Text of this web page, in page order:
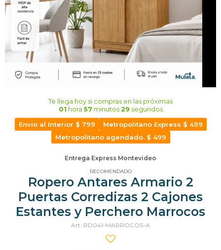
Te llega hoy si compras en las próximas
01 hora 57minutos28 segundos
Envio al Interior $ 799
Metropolitano Express $ 499
Metropolitano agendado. $ 499
Entrega Express Montevideo
RECOMENDADO
Ropero Antares Armario 2
Puertas Corredizas 2 Cajones
Estantes y Perchero Marrocos
RD041-MARROCOS-A